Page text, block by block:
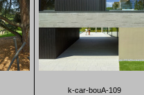
k-car-bouA-109